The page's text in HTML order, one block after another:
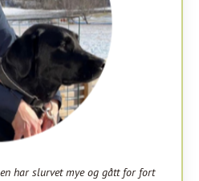
har slurvet mye og gått for fort